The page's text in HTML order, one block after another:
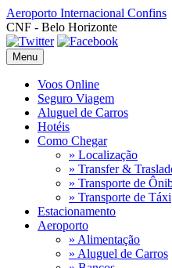
Aeroporto Internacional Confins
CNF - Belo Horizonte
Menu
Voos Online
Seguro Viagem
Aluguel de Carros
Hotéis
Como Chegar
» Localização
» Transfer &
» Transporte de
» Transporte de Táxi
Estacionamento
Aeroporto
» Alimentação
» Aluguel de Carros